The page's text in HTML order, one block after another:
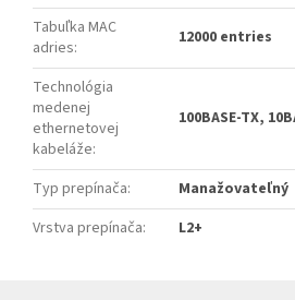
Tabuľka MAC
adries: 12000 entries
Technológia
medenej
ethernetovej
kabeláže:
100BASE-TX,
Typ prepínača:
Manažovateľný
Vrstva prepínača: L2+